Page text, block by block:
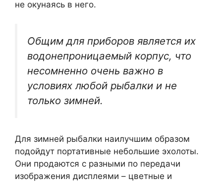
не окунаясь в него.
Общим для приборов является их
водонепроницаемый корпус, что
несомненно очень важно в
условиях любой рыбалки и не
только зимней.
Для зимней рыбалки наилучшим образом
подойдут портативные небольшие эхолоты.
Они продаются с разными по передачи
изображения дисплеями – цветные и